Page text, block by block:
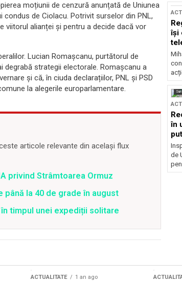
moțiunii de cenzură anunțată de Uniunea
condus de Ciolacu. Potrivit surselor din PNL,
viitorul alianței și pentru a decide dacă vor
Lucian Romașcanu, purtătorul de
degrabă strategii electorale. Romașcanu a
și că, în ciuda declarațiilor, PNL și PSD
la alegerile europarlamentare.
articole relevante din același flux
privind Strâmtoarea Ormuz
până la 40 de grade în august
timpul unei expediții solitare
își
în
de
ACTUALITATE 1 an ago